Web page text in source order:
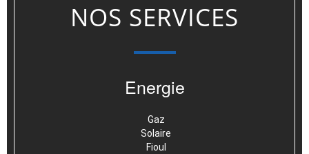
NOS SERVICES
Energie
Gaz
Solaire
Fioul